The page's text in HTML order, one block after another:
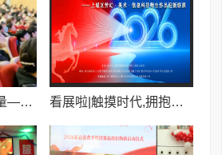
让爱更有方向有力量——杭州市钱学森学校“四季家长荟”首期圆满落幕 看展啦|触摸时代,拥抱生活,创造美好